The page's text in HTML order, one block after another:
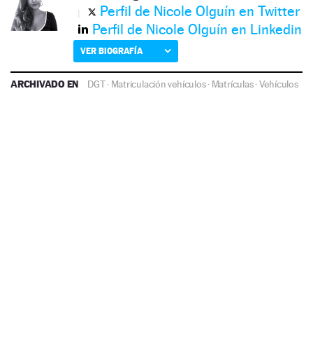
Perfil de Nicole Olguín en Twitter
Perfil de Nicole Olguín en Linkedin
VER BIOGRAFÍA
ARCHIVADO EN DGT· Matriculación vehículos· Matrículas·Vehículos